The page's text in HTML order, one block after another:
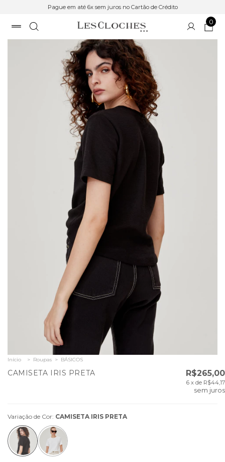
Pague em até 6x sem juros no Cartão de Crédito
0
Início > Roupas > BÁSICOS
CAMISETA IRIS PRETA R$265,00
6 x de R$44,17
sem juros
Variação de Cor: CAMISETA IRIS PRETA